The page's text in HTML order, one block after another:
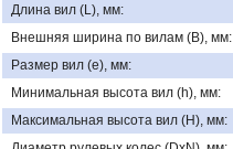
Длина вил (L), мм:
Внешняя ширина по вилам (В), мм:
Размер вил (е), мм:
Минимальная высота вил (h), мм:
Максимальная высота вил (Н), мм: